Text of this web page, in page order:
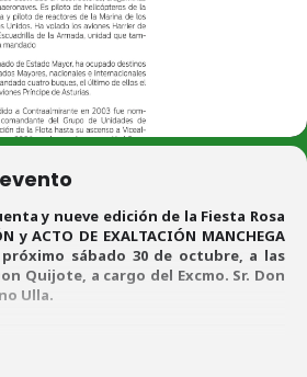
y nueve edición de la Fiesta Rosa
y ACTO DE EXALTACIÓN MANCHEGA
sábado 30 de octubre, a las
Quijote, a cargo del Excmo. Sr. Don
Ulla.